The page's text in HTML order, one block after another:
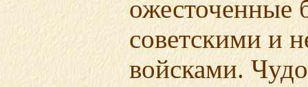
ожесточенные
советскими и
войсками.